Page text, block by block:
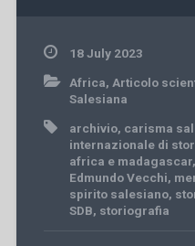
18 July 2023
Africa, Articolo
Salesiana
archivio, carisma
internazionale di
africa e madagascar,
Edmundo Vecchi,
spirito salesiano,
SDB, storiografia